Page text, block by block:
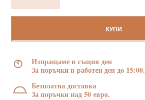
Бяло
вино
блан
187
КУПИ
Изпращаме в същия ден
За поръчки в работен ден до 15:00.
Безплатна доставка
За поръчки над 50 евро.